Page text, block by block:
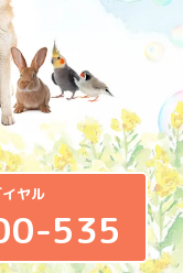
ヤル
535